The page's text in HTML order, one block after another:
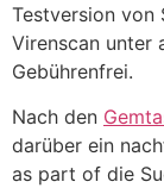
Testversion von
Virenscan unter
Gebührenfrei.
Nach den
darüber ein
as part of die